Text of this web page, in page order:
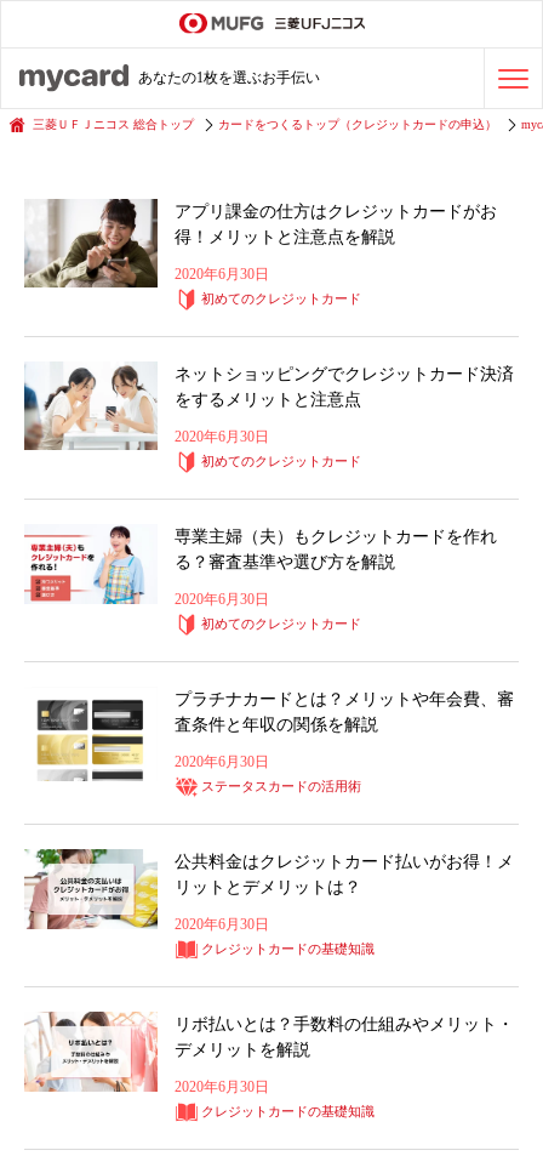
あなたの1枚を選ぶお手伝い
ステータスカードの活用術
会社経費の支払い効率化術
クレジットカードを探す
三菱ＵＦＪニコス 総合トップ カードをつくるトップ（クレジットカードの申込）
アプリ課金の仕方はクレジットカードがお
得！メリットと注意点を解説
2020年6月30日
初めてのクレジットカード
ネットショッピングでクレジットカード決済
をするメリットと注意点
2020年6月30日
初めてのクレジットカード
専業主婦（夫）もクレジットカードを作れ
る？審査基準や選び方を解説
2020年6月30日
初めてのクレジットカード
プラチナカードとは？メリットや年会費、審
査条件と年収の関係を解説
2020年6月30日
ステータスカードの活用術
公共料金はクレジットカード払いがお得！メ
リットとデメリットは？
2020年6月30日
クレジットカードの基礎知識
リボ払いとは？手数料の仕組みやメリット・
デメリットを解説
2020年6月30日
クレジットカードの基礎知識